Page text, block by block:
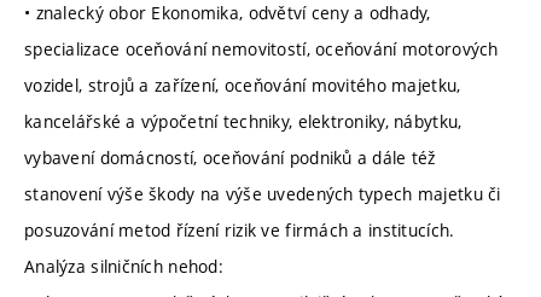
• znalecký obor Ekonomika, odvětví ceny a odhady,
specializace oceňování nemovitostí, oceňování motorových
vozidel, strojů a zařízení, oceňování movitého majetku,
kancelářské a výpočetní techniky, elektroniky, nábytku,
vybavení domácností, oceňování podniků a dále též
stanovení výše škody na výše uvedených typech majetku či
posuzování metod řízení rizik ve firmách a institucích.
Analýza silničních nehod: